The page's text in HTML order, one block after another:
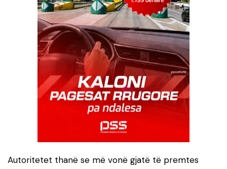
Autoritetet thanë se më vonë gjatë të premtes